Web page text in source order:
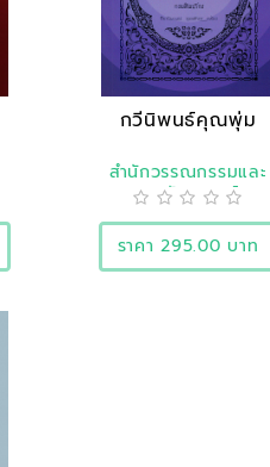
กวีนิพนธ์คุณพุ่ม
สำนักวรรณกรรมและ
ประวัติศาสตร์
ราคา 295.00 บาท